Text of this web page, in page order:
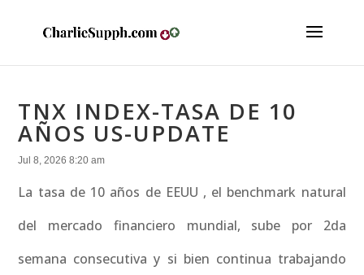
TNX INDEX-TASA DE 10
AÑOS US-UPDATE
Jul 8, 2026 8:20 am
La tasa de 10 años de EEUU , el benchmark natural
del mercado financiero mundial, sube por 2da
semana consecutiva y si bien continua trabajando